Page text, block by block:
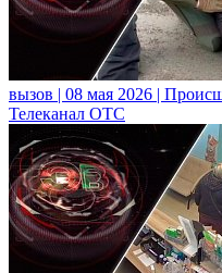
вызов | 08 мая 2026 |
Телеканал ОТС